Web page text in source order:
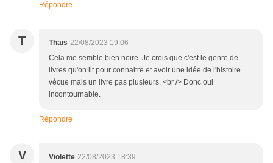
Répondre
T Thaïs 22/08/2023 19:06
Cela me semble bien noire. Je crois que c'est le genre de
livres qu'on lit pour connaitre et avoir une idée de l'histoire
vécue mais un livre pas plusieurs. <br /> Donc oui
incontournable.
Répondre
V Violette 22/08/2023 18:39